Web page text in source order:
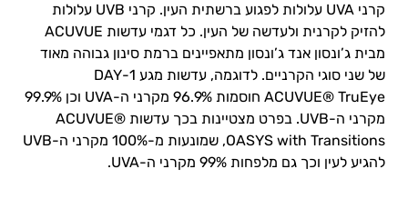
קרני UVA עלולות לפגוע ברשתית העין. קרני UVB עלולות
להזיק לקרנית ולעדשה של העין. כל דגמי עדשות ACUVUE
מבית ג’ונסון אנד ג’ונסון מתאפיינים ברמת סינון גבוהה מאוד
של שני סוגי הקרניים. לדוגמה, עדשות מגע 1-DAY
ACUVUE® TruEye חוסמות 96.9% מקרני ה-UVA וכן 99.9%
מקרני ה-UVB. בפרט מצטיינות בכך עדשות ACUVUE®
OASYS with Transitions, שמונעות מ-100% מקרני ה-UVB
להגיע לעין וכך גם מלפחות 99% מקרני ה-UVA.